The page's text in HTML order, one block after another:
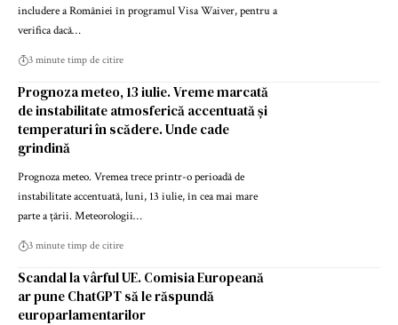
includere a României în programul Visa Waiver, pentru a
verifica dacă…
3 minute timp de citire
Prognoza meteo, 13 iulie. Vreme marcată
de instabilitate atmosferică accentuată și
temperaturi în scădere. Unde cade
grindină
Prognoza meteo. Vremea trece printr-o perioadă de
instabilitate accentuată, luni, 13 iulie, în cea mai mare
parte a țării. Meteorologii…
3 minute timp de citire
Scandal la vârful UE. Comisia Europeană
ar pune ChatGPT să le răspundă
europarlamentarilor